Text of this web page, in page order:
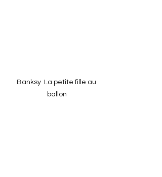
Banksy  La petite fille au
ballon